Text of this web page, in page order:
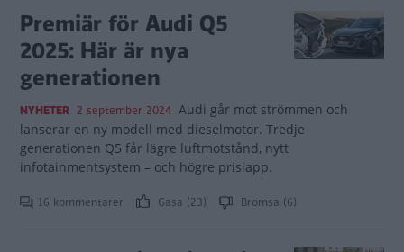
Premiär för Audi Q5
2025: Här är nya
generationen
NYHETER 2 september 2024 Audi går mot strömmen och
lanserar en ny modell med dieselmotor. Tredje
generationen Q5 får lägre luftmotstånd, nytt
infotainmentsystem – och högre prislapp.
16 kommentarer Gasa (23) Bromsa (6)